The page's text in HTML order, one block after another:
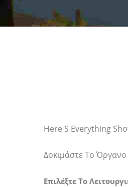
Here S Everything
Δοκιμάστε Το
Επιλέξτε Το